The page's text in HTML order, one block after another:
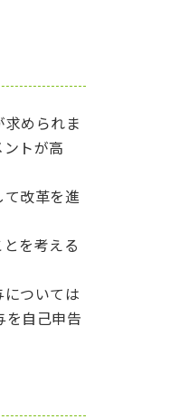
められま
トが高
改革を進
を考える
ついては
を自己申告